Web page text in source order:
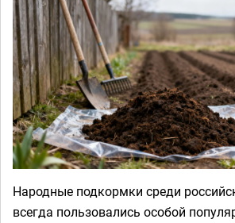
Народные подкормки среди
всегда пользовались особой